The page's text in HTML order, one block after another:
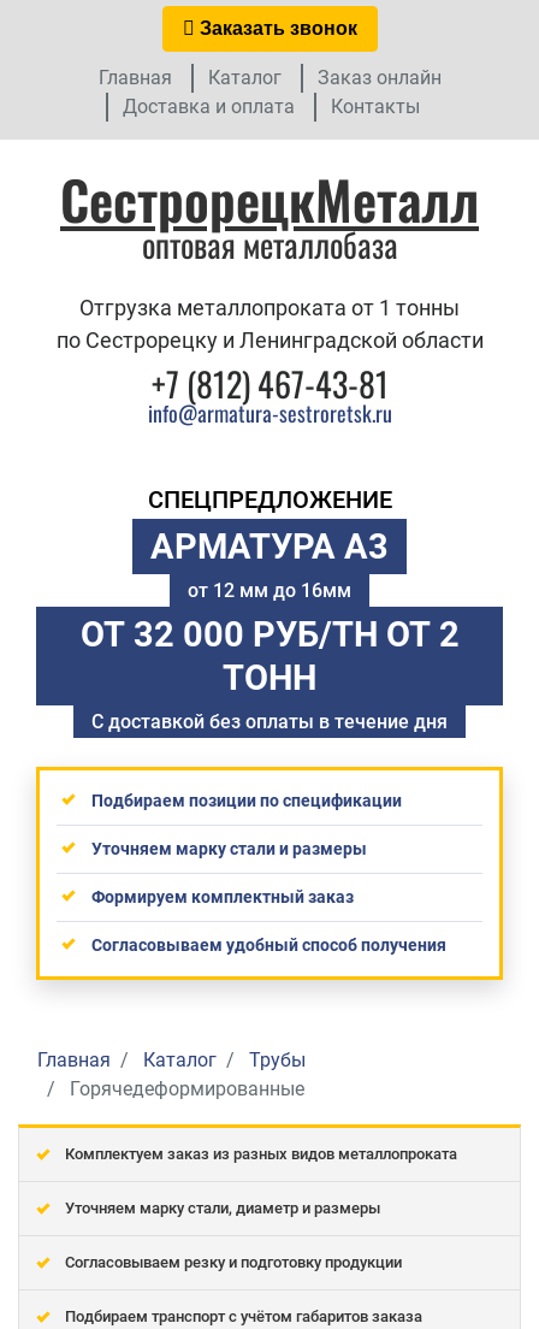
Заказать звонок
Главная Каталог
Заказ онлайн
Доставка и оплата
Контакты
СестрорецкМеталл
оптовая металлобаза
Отгрузка металлопроката от 1 тонны
по Сестрорецку и Ленинградской области
+7 (812) 467-43-81
info@armatura-sestroretsk.ru
СПЕЦПРЕДЛОЖЕНИЕ
АРМАТУРА А3
от 12 мм до 16мм
ОТ 32 000 РУБ/ТН ОТ 2
ТОНН
С доставкой без оплаты в течение дня
Подбираем позиции по спецификации
Уточняем марку стали и размеры
Формируем комплектный заказ
Согласовываем удобный способ получения
Главная Каталог
Трубы
Горячедеформированные
Комплектуем заказ из разных видов металлопроката
Уточняем марку стали, диаметр и размеры
Согласовываем резку и подготовку продукции
Подбираем транспорт с учётом габаритов заказа